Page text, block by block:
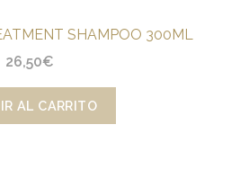
SHAMPOO 300ML
26,50€
AL CARRITO